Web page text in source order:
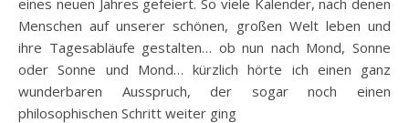
eines neuen Jahres gefeiert. So viele Kalender, nach denen
Menschen auf unserer schönen, großen Welt leben und
ihre Tagesabläufe gestalten… ob nun nach Mond, Sonne
oder Sonne und Mond… kürzlich hörte ich einen ganz
wunderbaren Ausspruch, der sogar noch einen
philosophischen Schritt weiter ging